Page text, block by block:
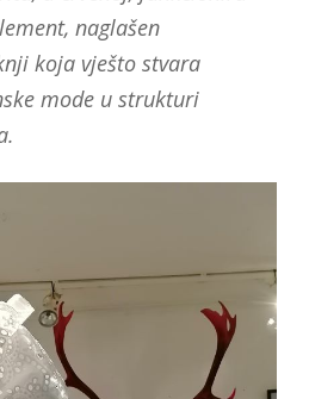
naglašen
koja vješto stvara
mode u strukturi